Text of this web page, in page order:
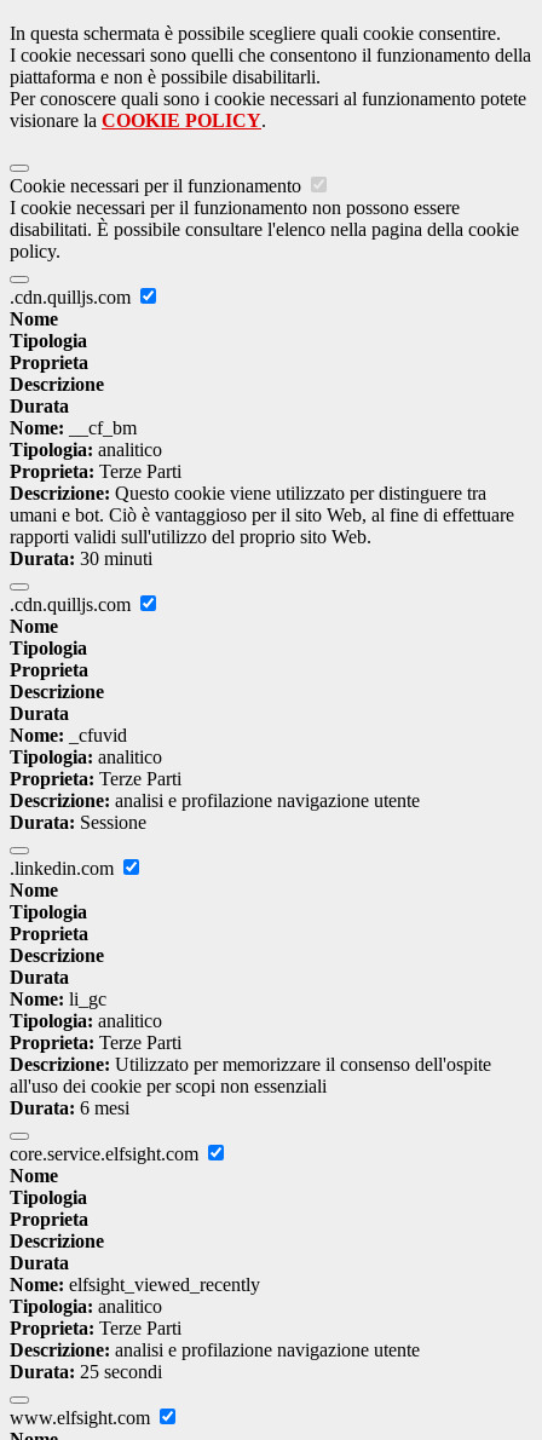
In questa schermata è possibile scegliere quali cookie consentire.
I cookie necessari sono quelli che consentono il funzionamento della
piattaforma e non è possibile disabilitarli.
Per conoscere quali sono i cookie necessari al funzionamento potete
visionare la COOKIE POLICY.
Cookie necessari per il funzionamento
I cookie necessari per il funzionamento non possono essere
disabilitati. È possibile consultare l'elenco nella pagina della cookie
policy.
.cdn.quilljs.com
Nome
Tipologia
Proprieta
Descrizione
Durata
Nome: __cf_bm
Tipologia: analitico
Proprieta: Terze Parti
Descrizione: Questo cookie viene utilizzato per distinguere tra
umani e bot. Ciò è vantaggioso per il sito Web, al fine di effettuare
rapporti validi sull'utilizzo del proprio sito Web.
Durata: 30 minuti
.cdn.quilljs.com
Nome
Tipologia
Proprieta
Descrizione
Durata
Nome: _cfuvid
Tipologia: analitico
Proprieta: Terze Parti
Descrizione: analisi e profilazione navigazione utente
Durata: Sessione
.linkedin.com
Nome
Tipologia
Proprieta
Descrizione
Durata
Nome: li_gc
Tipologia: analitico
Proprieta: Terze Parti
Descrizione: Utilizzato per memorizzare il consenso dell'ospite
all'uso dei cookie per scopi non essenziali
Durata: 6 mesi
core.service.elfsight.com
Nome
Tipologia
Proprieta
Descrizione
Durata
Nome: elfsight_viewed_recently
Tipologia: analitico
Proprieta: Terze Parti
Descrizione: analisi e profilazione navigazione utente
Durata: 25 secondi
www.elfsight.com